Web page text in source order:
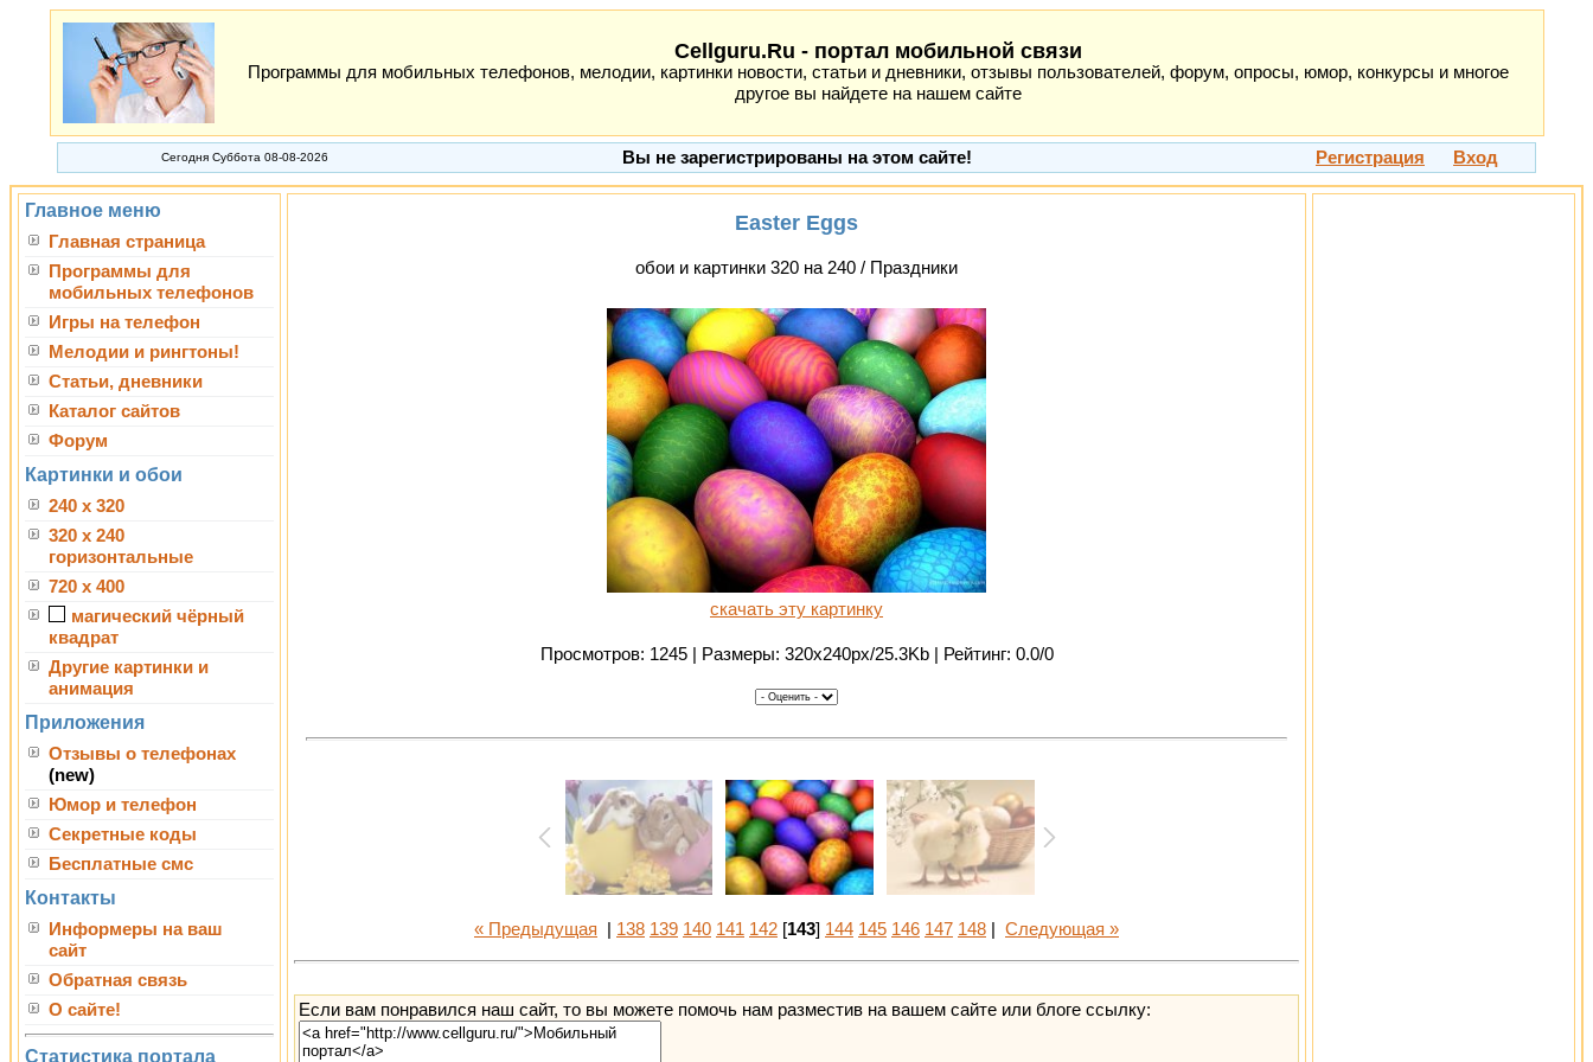
Cellguru.Ru - портал мобильной связи
Программы для мобильных телефонов, мелодии, картинки новости, статьи и дневники, отзывы пользователей, форум, опросы, юмор, конкурсы и многое
другое вы найдете на нашем сайте
Сегодня Суббота 08-08-2026 Вы не зарегистрированы на этом сайте! Регистрация Вход
Главное меню
Главная страница
Программы для
мобильных телефонов
Игры на телефон
Мелодии и рингтоны!
Статьи, дневники
Каталог сайтов
Форум
Картинки и обои
240 x 320
320 x 240
горизонтальные
720 x 400
магический чёрный
квадрат
Другие картинки и
анимация
Приложения
Отзывы о телефонах
(new)
Юмор и телефон
Секретные коды
Бесплатные смс
Контакты
Информеры на ваш
сайт
Обратная связь
О сайте!
Статистика портала
Easter Eggs
обои и картинки 320 на 240 / Праздники
скачать эту картинку
Просмотров: 1245 | Размеры: 320x240px/25.3Kb | Рейтинг: 0.0/0
« Предыдущая 138 139 140 141 142 [143] 144 145 146 147 148 Следующая »
Если вам понравился наш сайт, то вы можете помочь нам разместив на вашем сайте или блоге ссылку: